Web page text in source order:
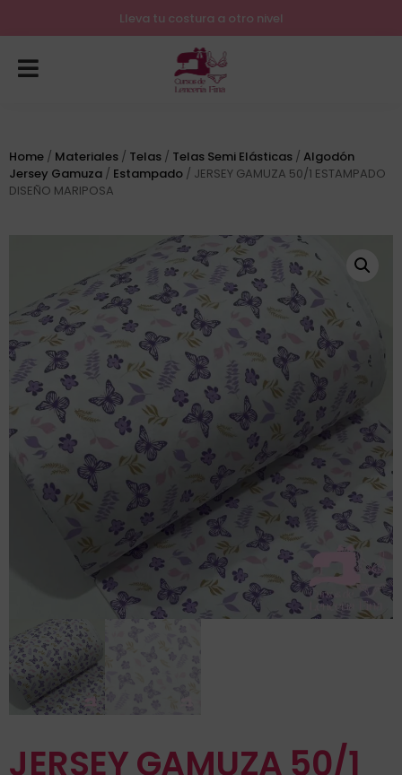
Lleva tu costura a otro nivel
Home / Materiales / Telas / Telas Semi Elásticas / Algodón
Jersey Gamuza / Estampado / JERSEY GAMUZA 50/1 ESTAMPADO
DISEÑO MARIPOSA
JERSEY GAMUZA 50/1